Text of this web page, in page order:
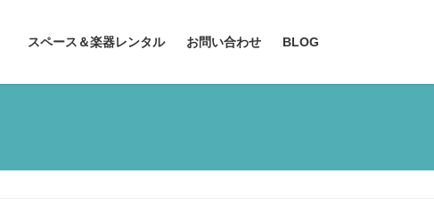
スペース＆楽器レンタル お問い合わせ BLOG